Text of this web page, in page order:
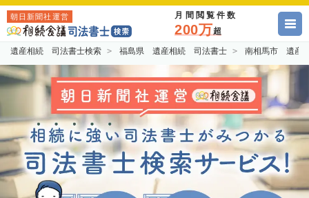
朝日新聞社運営 月間閲覧件数
200万超
遺産相続 司法書士検索 福島県 遺産相続 司法書士 南相馬市 遺産